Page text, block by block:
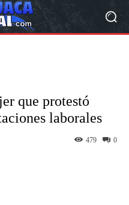
que protestó
laborales
0
479